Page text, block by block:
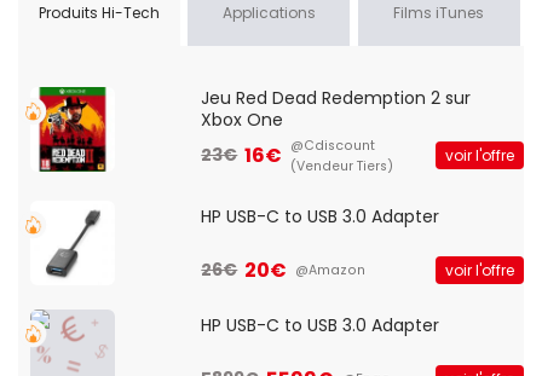
Produits Hi-Tech Applications Films iTunes
Jeu Red Dead Redemption 2 sur
Xbox One
23€ 16€ @Cdiscount
(Vendeur Tiers)
voir l'offre
HP USB-C to USB 3.0 Adapter
26€ 20€ @Amazon voir l'offre
HP USB-C to USB 3.0 Adapter